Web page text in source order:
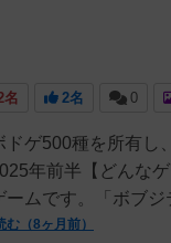
名 2名 0
ドゲ500種を所有し
年前半【どんな
ームです。「ボブ
む（8ヶ月前）